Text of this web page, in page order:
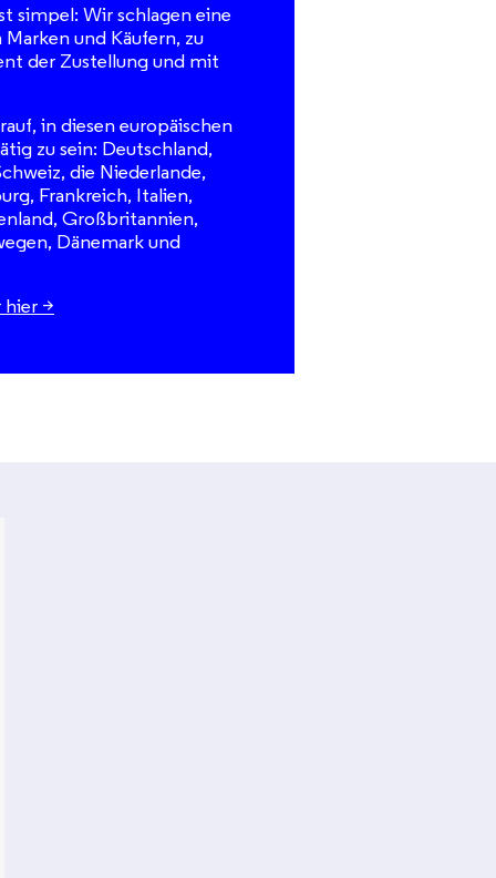
simpel: Wir schlagen eine
und Käufern, zu
der Zustellung und mit
in diesen europäischen
zu sein: Deutschland,
die Niederlande,
Frankreich, Italien,
Großbritannien,
Dänemark und
hier >